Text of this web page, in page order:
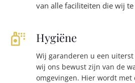
van alle faciliteiten die wij
Hygiëne
Wij garanderen u een
wij ons bewust zijn van de
omgevingen. Hier wordt